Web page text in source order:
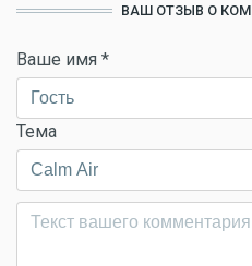
ВАШ ОТЗЫВ О
Ваше имя *
Тема
Комментарий*